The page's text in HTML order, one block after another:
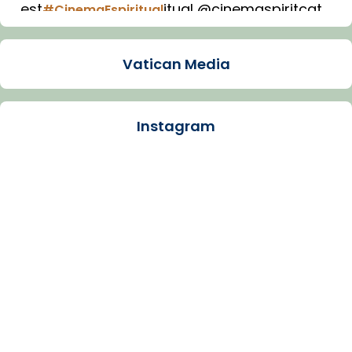
est#CinemaEspiritualitual @cinemaspiritcat
Imatge: Generada amb IA (OpenAI)
Arquebisbat de Barcelona
Vatican Media
Instagram